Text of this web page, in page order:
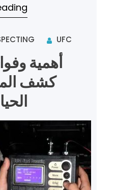
المجالات مثل الأمن و…
UFC
أهمية
كشف